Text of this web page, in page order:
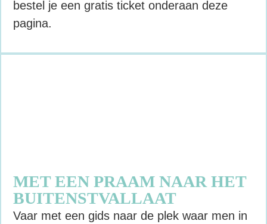
bestel je een gratis ticket onderaan deze
pagina.
MET EEN PRAAM NAAR HET
BUITENSTVALLAAT
Vaar met een gids naar de plek waar men in